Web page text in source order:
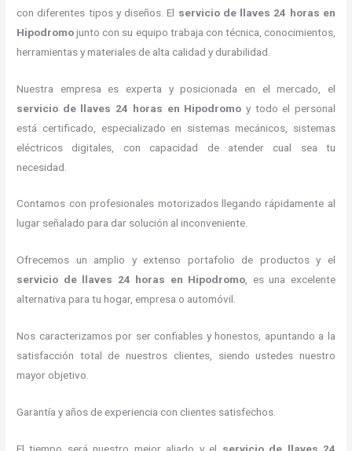
con diferentes tipos y diseños. El servicio de llaves 24 horas en
Hipodromojunto con su equipo trabaja con técnica, conocimientos,
herramientas y materiales de alta calidad y durabilidad.
Nuestra empresa es experta y posicionada en el mercado, el
servicio de llaves 24 horas en Hipodromo y todo el personal
está certificado, especializado en sistemas mecánicos, sistemas
eléctricos digitales, con capacidad de atender cual sea tu
necesidad.
Contamos con profesionales motorizados llegando rápidamente al
lugar señalado para dar solución al inconveniente.
Ofrecemos un amplio y extenso portafolio de productos y el
servicio de llaves 24 horas en Hipodromo, es una excelente
alternativa para tu hogar, empresa o automóvil.
Nos caracterizamos por ser confiables y honestos, apuntando a la
satisfacción total de nuestros clientes, siendo ustedes nuestro
mayor objetivo.
Garantía y años de experiencia con clientes satisfechos.